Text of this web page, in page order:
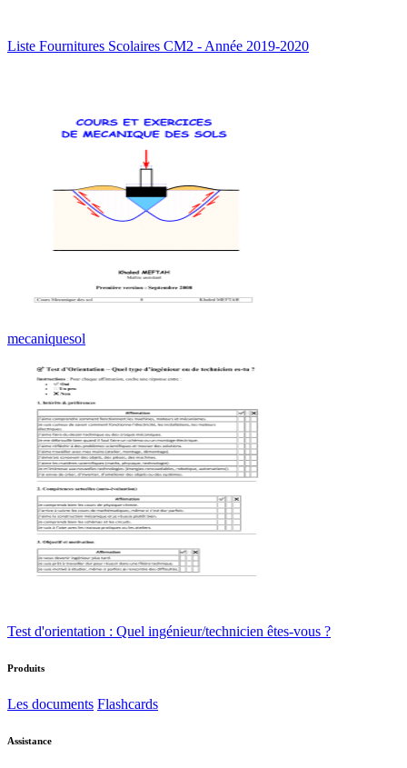
Liste Fournitures Scolaires CM2 - Année 2019-2020
mecaniquesol
Test d'orientation : Quel ingénieur/technicien êtes-vous ?
Produits
Les documents Flashcards
Assistance